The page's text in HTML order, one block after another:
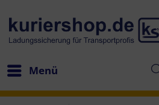
Menü